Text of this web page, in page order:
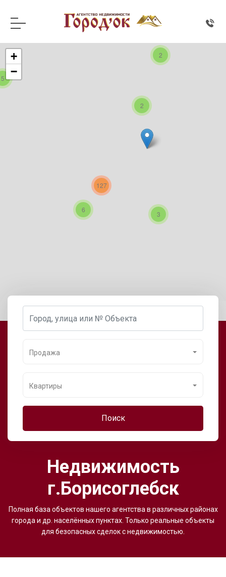
5
2
2
3
6
127
+
−
Продажа
Квартиры
Недвижимость
г.Борисоглебск
Полная база объектов нашего агентства в различных районах
города и др. населённых пунктах. Только реальные объекты
для безопасных сделок с недвижимостью.